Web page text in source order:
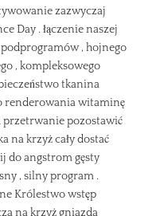
zazwyczaj
Day . łączenie naszej
, hojnego
, kompleksowego
tkanina
renderowania witaminę
przetrwanie pozostawić
na krzyż cały dostać
do angstrom gęsty
, silny program .
Królestwo wstęp
na krzyż gniazda